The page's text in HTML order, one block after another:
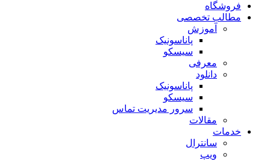
فروشگاه
مطالب تخصصی
آموزش
پاناسونیک
سیسکو
معرفی
دانلود
پاناسونیک
سیسکو
سرور مدیریت تماس
مقالات
خدمات
سانترال
ویپ